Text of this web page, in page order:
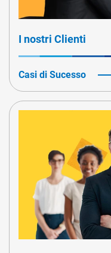
I nostri Clienti
Casi di Sucesso